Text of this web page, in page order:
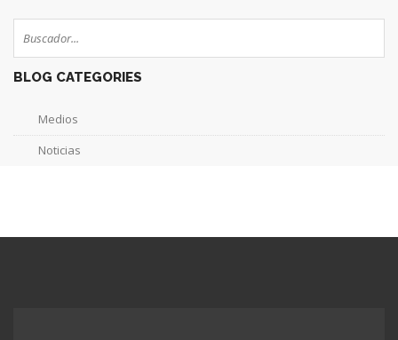
BLOG CATEGORIES
Medios
Noticias